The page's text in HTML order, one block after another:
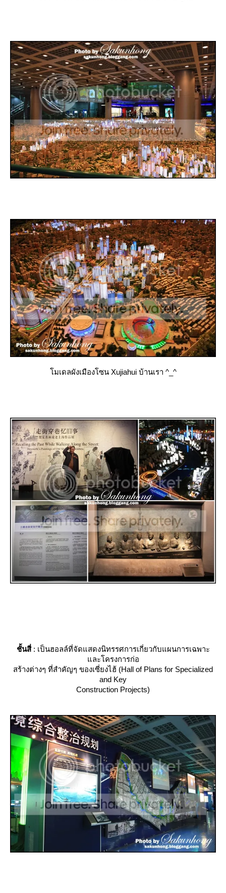
มเดลผังเมืองโซน Xujiahui บ้านเรา ^_^
ชั้นสี่: เป็นฮอลล์ที่จัดแสดงนิทรรศการเกี่ยวกับแผนการเฉพาะ
ละโครงการก่อ
สร้างต่างๆ ที่สำคัญๆ ของเซี่ยงไฮ้ (Hall of Plans for Specialized
and Key
Construction Projects)